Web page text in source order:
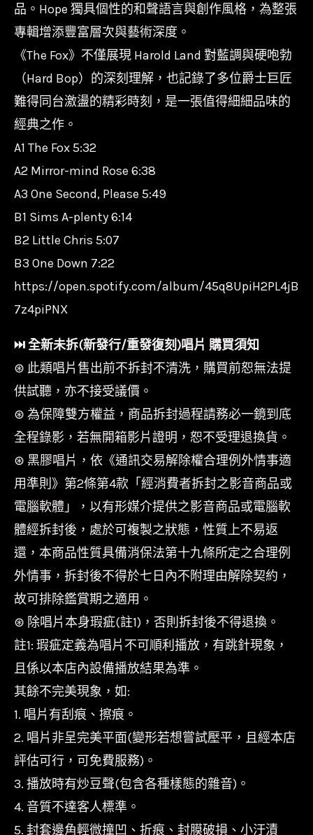
品。Hope 獨具個性的和聲語言與創作風格，為整張
專輯增添豐富層次與藝術深度。
《The Fox》不僅展現 Harold Land 對藍調與硬咆勃
（Hard Bop）的深刻理解，也記錄了多位爵士巨匠
難得同台激盪的精彩時刻，是一張值得細細品味的
經典之作。
A1 The Fox 5:32
A2 Mirror-mind Rose 6:38
A3 One Second, Please 5:49
B1 Sims A-plenty 6:14
B2 Little Chris 5:07
B3 One Down 7:22
https://open.spotify.com/album/45q8UpiH2PL4jB
7z4piPNX
⏭︎ 全新未拆(新發行/重發復刻)唱片 購買須知
⊛ 此類唱片售出前不拆封不清洗，購買前恕無法提
供試聽，亦不接受議價。
⊛ 為保障雙方權益，商品拆封過程請務必一鏡到底
全程錄影，若無開箱影片證明，恕不受理退換貨。
⊛ 黑膠唱片，依《通訊交易解除權合理例外情事適
用準則》第2條第4款「經消費者拆封之影音商品或
電腦軟體」，以有形媒介提供之影音商品或電腦軟
體經拆封後，處於可複製之狀態，性質上不易返
還，本商品性質具備消保法第十九條所定之合理例
外情事，拆封後不得於七日內不附理由解除契約，
故可排除鑑賞期之適用。
⊛ 除唱片本身瑕疵(註1)，否則拆封後不得退換。
註1: 瑕疵定義為唱片不可順利播放，有跳針現象，
且係以本店內設備播放結果為準。
其餘不完美現象，如:
1. 唱片有刮痕、擦痕。
2. 唱片非呈完美平面(變形若想嘗試壓平，且經本店
評估可行，可免費服務)。
3. 播放時有炒豆聲(包含各種樣態的雜音)。
4. 音質不達客人標準。
5. 封套邊角輕微撞凹、折痕、封膜破損、小汙漬